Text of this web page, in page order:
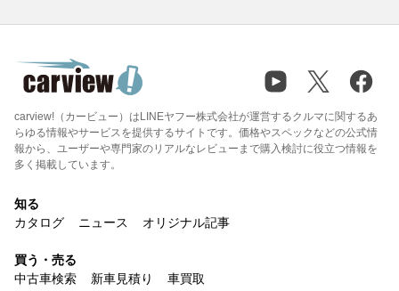
carview!（カービュー）はLINEヤフー株式会社が運営するクルマに関するあ
らゆる情報やサービスを提供するサイトです。価格やスペックなどの公式情
報から、ユーザーや専門家のリアルなレビューまで購入検討に役立つ情報を
多く掲載しています。
知る
カタログ
ニュース オリジナル記事
買う・売る
中古車検索
新車見積り 車買取